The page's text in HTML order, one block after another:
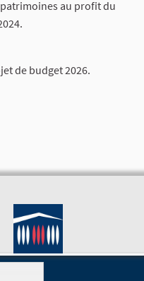
au profit du
de budget 2026.